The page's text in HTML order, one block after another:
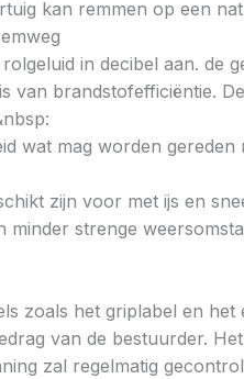
kan remmen op een
in decibel aan. de
van brandstofefficiëntie.
wat mag worden
zijn voor met ijs en
strenge
zoals het griplabel en
van de bestuurder.
zal regelmatig